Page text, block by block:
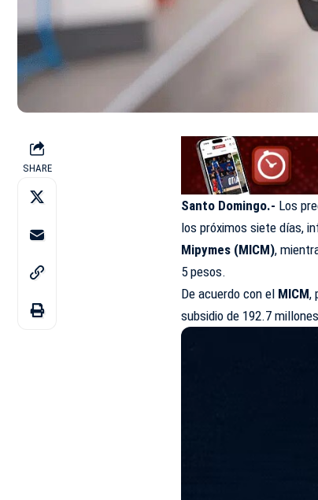
SHARE
Santo Domingo.- Los
los próximos siete días,
Mipymes (MICM),
5 pesos.
De acuerdo con el MICM,
subsidio de 192.7